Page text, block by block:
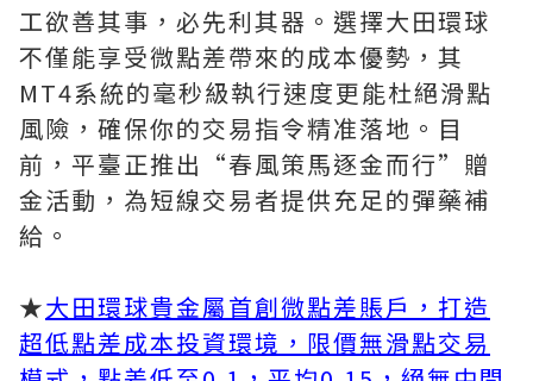
工欲善其事，必先利其器。選擇大田環球
不僅能享受微點差帶來的成本優勢，其
MT4系統的毫秒級執行速度更能杜絕滑點
風險，確保你的交易指令精准落地。目
前，平臺正推出“春風策馬逐金而行”贈
金活動，為短線交易者提供充足的彈藥補
給。
★大田環球貴金屬首創微點差賬戶，打造
超低點差成本投資環境，限價無滑點交易